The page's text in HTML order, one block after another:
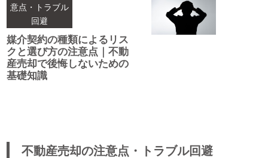
意点・トラブル
回避
媒介契約の種類によるリス
クと選び方の注意点｜不動
産売却で後悔しないための
基礎知識
不動産売却の注意点・トラブル回避